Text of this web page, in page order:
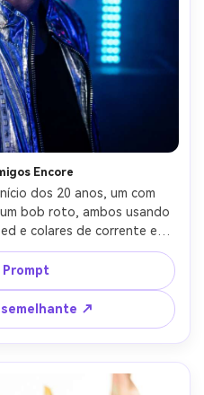
Encore
dos 20 anos, um com
bob roto, ambos usando
e colares de corrente em
a bochecha em um lobby
de néon em seus rostos,
editoriais de meio
ups de luz natural com
detalhado e nítido-AR 4:5
Prompt
semelhante ↗